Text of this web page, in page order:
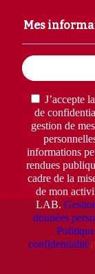
Mes
Email
RGPDJ’accepte
de
gestion de
informations
rendues
cadre de la
de mon
LAB.
données
confidentialité